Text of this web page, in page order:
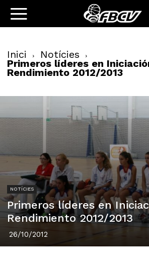
Inici Notícies
Primeros líderes en
Rendimiento 2012/2013
NOTÍCIES
Primeros líderes en
Rendimiento 2012/2013
26/10/2012